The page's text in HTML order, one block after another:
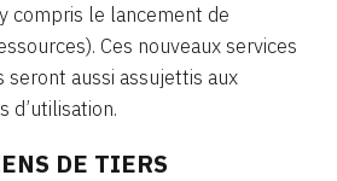
compris le lancement de
Ces nouveaux services
aussi assujettis aux
d’utilisation.
DE TIERS